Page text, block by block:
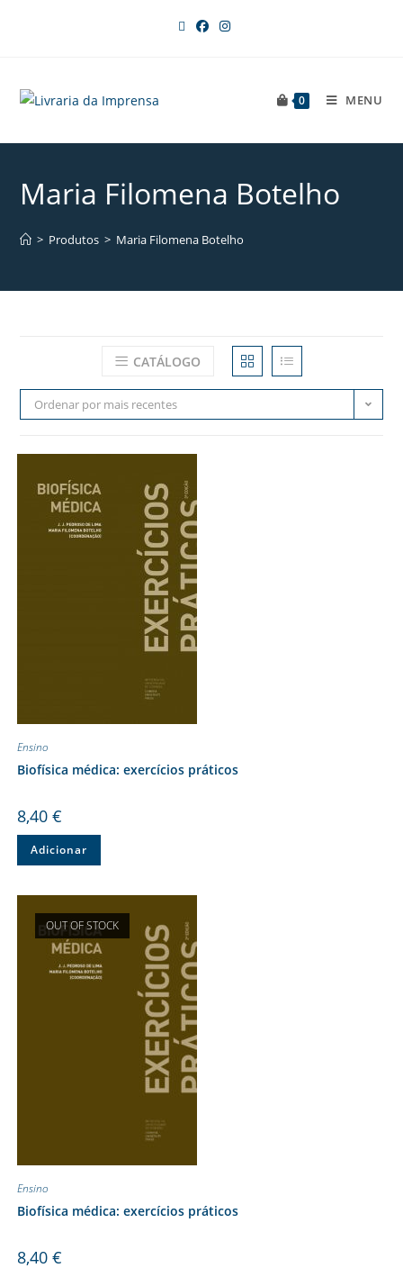
0 MENU
Maria Filomena Botelho
> Produtos > Maria Filomena Botelho
CATÁLOGO
Ordenar por mais recentes
Ensino
Biofísica médica: exercícios práticos
8,40 €
Adicionar
OUT OF STOCK
Ensino
Biofísica médica: exercícios práticos
8,40 €